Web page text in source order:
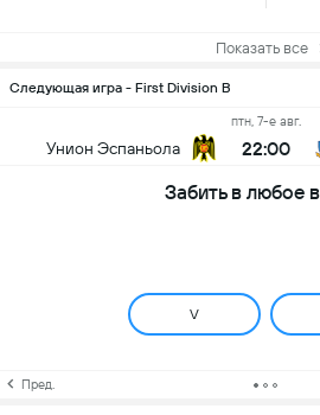
Показать все
Следующая игра - First Division B
Унион Эспаньола
птн, 7-е авг.
22:00
Забить в любое
V
Пред.